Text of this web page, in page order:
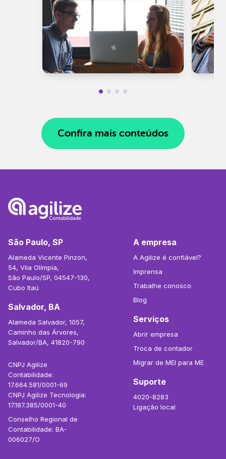
Confira mais conteúdos
São Paulo, SP
Alameda Vicente Pinzon,
54, Vila Olímpia,
São Paulo/SP, 04547-130,
Cubo Itaú
Salvador, BA
Alameda Salvador, 1057,
Caminho das Árvores,
Salvador/BA, 41820-790
CNPJ Agilize
Contabilidade:
17.664.581/0001-69
CNPJ Agilize Tecnologia:
17.187.385/0001-40
Conselho Regional de
Contabilidade: BA-
006027/O
A empresa
A Agilize é confiável?
Imprensa
Trabalhe conosco
Blog
Serviços
Abrir empresa
Troca de contador
Migrar de MEI para ME
Suporte
4020-8283
Ligação local